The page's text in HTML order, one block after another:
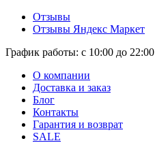
Отзывы
Отзывы Яндекс Маркет
График работы: с 10:00 до 22:00
О компании
Доставка и заказ
Блог
Контакты
Гарантия и возврат
SALE